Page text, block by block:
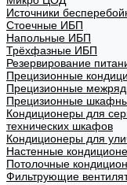
Источники
Стоечные ИБП
Напольные ИБП
Трёхфазные ИБП
Резервирование
Прецизионные
Прецизионные
Прецизионные
Кондиционеры для
технических шкафов
Кондиционеры для
Настенные
Потолочные
Фильтрующие